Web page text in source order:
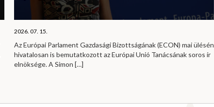
2026. 07. 15.
Az Európai Parlament Gazdasági Bizottságának (ECON) mai ülésén
hivatalosan is bemutatkozott az Európai Unió Tanácsának soros ír
elnöksége. A Simon […]